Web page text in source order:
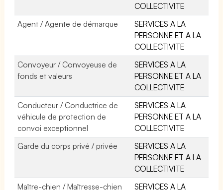
COLLECTIVITE
Agent / Agente de démarque
SERVICES A LA
PERSONNE ET A LA
COLLECTIVITE
Convoyeur / Convoyeuse de
fonds et valeurs
SERVICES A LA
PERSONNE ET A LA
COLLECTIVITE
Conducteur / Conductrice de
véhicule de protection de
convoi exceptionnel
SERVICES A LA
PERSONNE ET A LA
COLLECTIVITE
Garde du corps privé / privée
SERVICES A LA
PERSONNE ET A LA
COLLECTIVITE
Maître-chien / Maîtresse-chien
SERVICES A LA